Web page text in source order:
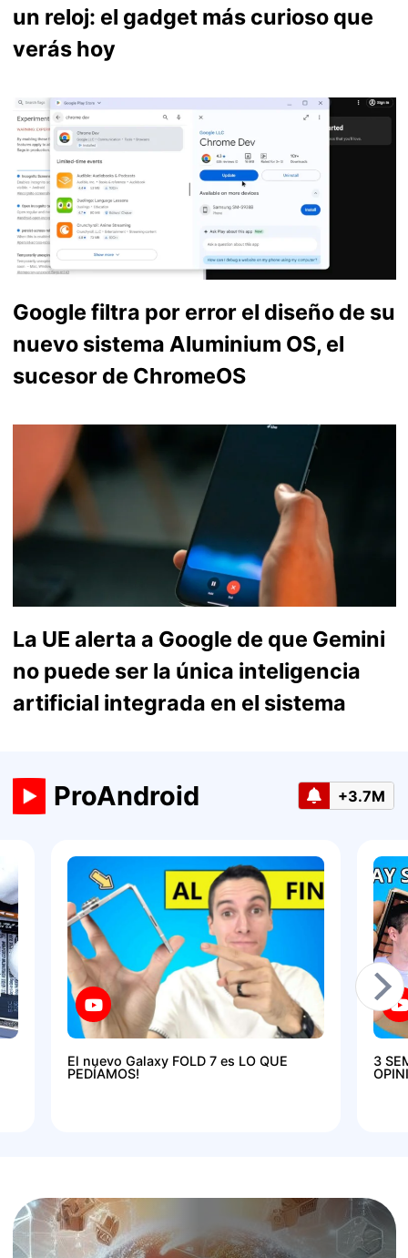
un reloj: el gadget más curioso que
verás hoy
Google filtra por error el diseño de su
nuevo sistema Aluminium OS, el
sucesor de ChromeOS
La UE alerta a Google de que Gemini
no puede ser la única inteligencia
artificial integrada en el sistema
ProAndroid +3.7M
El nuevo Galaxy FOLD 7 es LO QUE
PEDÍAMOS!
3